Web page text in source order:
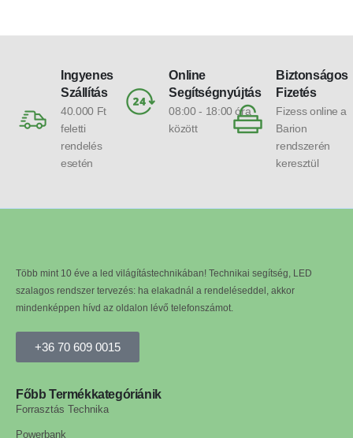
Ingyenes
Szállítás
40.000 Ft
feletti
rendelés
esetén
Online
Segítségnyújtás
08:00 - 18:00 óra
között
Biztonságos
Fizetés
Fizess online a
Barion
rendszerén
keresztül
Több mint 10 éve a led világítástechnikában! Technikai segítség, LED
szalagos rendszer tervezés: ha elakadnál a rendeléseddel, akkor
mindenképpen hívd az oldalon lévő telefonszámot.
+36 70 609 0015
Főbb Termékkategóriánik
Forrasztás Technika
Powerbank